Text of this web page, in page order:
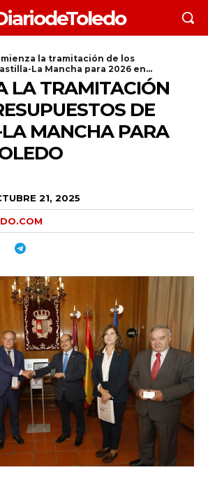
la tramitación de los
La Mancha para 2026 en...
LA TRAMITACIÓN
DE
MANCHA PARA
21, 2025